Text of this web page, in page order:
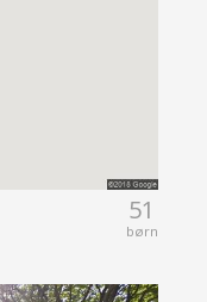
51
børn